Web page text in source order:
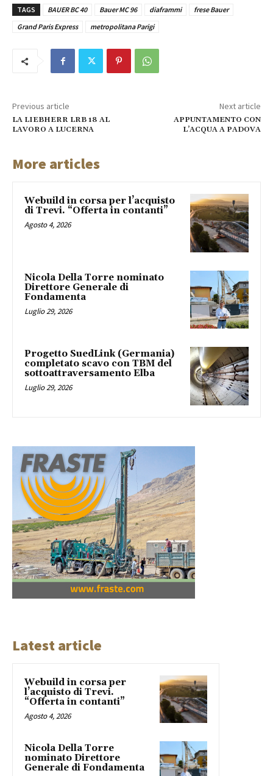
TAGS BAUER BC 40 Bauer MC 96 diaframmi
frese Bauer
Grand Paris Express
metropolitana Parigi
Previous article
LA LIEBHERR LRB 18 AL
LAVORO A LUCERNA
Next article
APPUNTAMENTO CON
L’ACQUA A PADOVA
More articles
Webuild in corsa per l’acquisto
di Trevi. “Offerta in contanti”
Agosto 4, 2026
Nicola Della Torre nominato
Direttore Generale di
Fondamenta
Luglio 29, 2026
Progetto SuedLink (Germania)
completato scavo con TBM del
sottoattraversamento Elba
Luglio 29, 2026
Latest article
Webuild in corsa per
l’acquisto di Trevi.
“Offerta in contanti”
Agosto 4, 2026
Nicola Della Torre
nominato Direttore
Generale di Fondamenta